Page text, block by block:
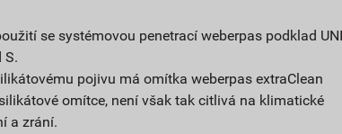
se systémovou penetrací weberpas podklad UNI
S.
pojivu má omítka weberpas extraClean
omítce, není však tak citlivá na klimatické
a zrání.